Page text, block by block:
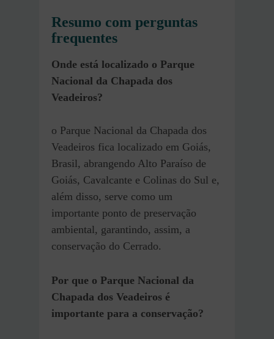
Resumo com perguntas
frequentes
Onde está localizado o Parque
Nacional da Chapada dos
Veadeiros?
o Parque Nacional da Chapada dos
Veadeiros fica localizado em Goiás,
Brasil, abrangendo Alto Paraíso de
Goiás, Cavalcante e Colinas do Sul e,
além disso, serve como um
importante ponto de preservação
ambiental, garantindo, assim, a
conservação do Cerrado.
Por que o Parque Nacional da
Chapada dos Veadeiros é
importante para a conservação?